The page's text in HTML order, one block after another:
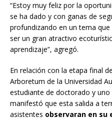
“Estoy muy feliz por la
se ha dado y con ganas de
profundizando en un tema
ser un gran atractivo
aprendizaje”, agregó.
En relación con la etapa final
Arboretum de la Universidad
estudiante de doctorado y
manifestó que esta salida a
asistentes observaran en su